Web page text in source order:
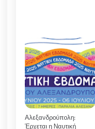
Αλεξανδρούπολη:
Έρχεται η Ναυτική